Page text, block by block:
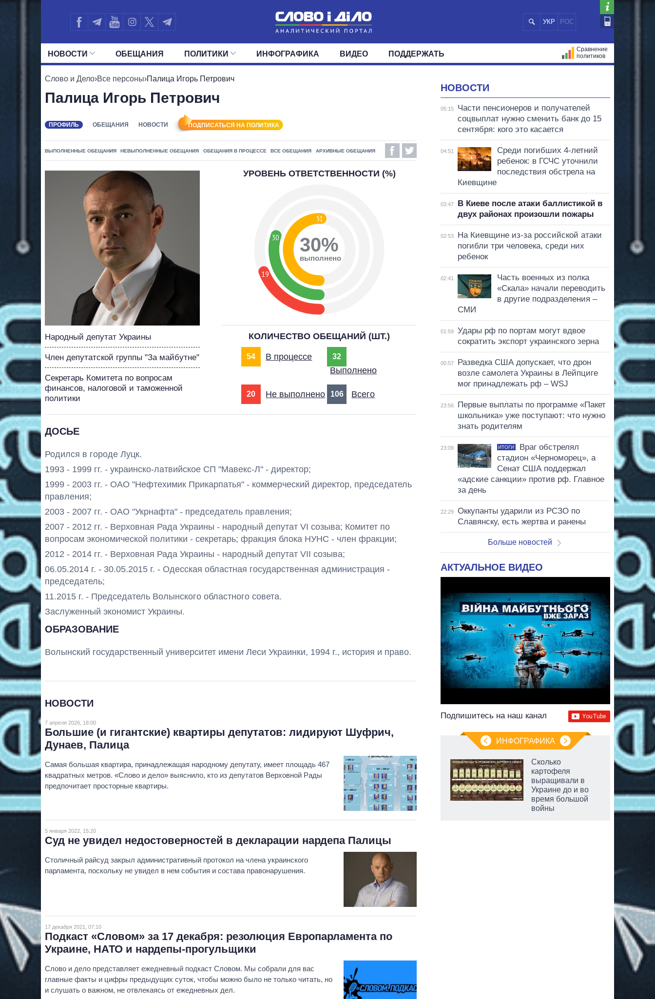
УКР РОС
НОВОСТИ
ЛЕНТА
ОБЕЩАНИЯ ПОЛИТИКИ
ВСЕ ПОЛИТИКИ ПРЕЗИДЕНТ И ОФИС ВЕРХОВНАЯ РАДА
ИНФОГРАФИКА ВИДЕО ПОДДЕРЖАТЬ
Сравнение
политиков
Слово и Дело›Все персоны›Палица Игорь Петрович
Палица Игорь Петрович
ПРОФИЛЬ ОБЕЩАНИЯ НОВОСТИ ПОДПИСАТЬСЯ НА ПОЛИТИКА
ВЫПОЛНЕННЫЕ ОБЕЩАНИЯ НЕВЫПОЛНЕННЫЕ ОБЕЩАНИЯ ОБЕЩАНИЯ В ПРОЦЕССЕ ВСЕ ОБЕЩАНИЯ АРХИВНЫЕ ОБЕЩАНИЯ
Народный депутат Украины
Член депутатской группы "За майбутне"
Секретарь Комитета по вопросам
финансов, налоговой и таможенной
политики
ДОСЬЕ
Родился в городе Луцк.
1993 - 1999 гг. - украинско-латвийское СП "Мавекс-Л" - директор;
1999 - 2003 гг. - ОАО "Нефтехимик Прикарпатья" - коммерческий директор, председатель
правления;
2003 - 2007 гг. - ОАО "Укрнафта" - председатель правления;
2007 - 2012 гг. - Верховная Рада Украины - народный депутат VI созыва; Комитет по
вопросам экономической политики - секретарь; фракция блока НУНС - член фракции;
2012 - 2014 гг. - Верховная Рада Украины - народный депутат VII созыва;
06.05.2014 г. - 30.05.2015 г. - Одесская областная государственная администрация -
председатель;
11.2015 г. - Председатель Волынского областного совета.
Заслуженный экономист Украины.
ОБРАЗОВАНИЕ
Волынский государственный университет имени Леси Украинки, 1994 г., история и право.
НОВОСТИ
7 апреля 2026, 18:00
Большие (и гигантские) квартиры депутатов: лидируют Шуфрич,
Дунаев, Палица
Самая большая квартира, принадлежащая народному депутату, имеет площадь 467
квадратных метров. «Слово и дело» выяснило, кто из депутатов Верховной Рады
предпочитает просторные квартиры.
5 января 2022, 15:20
Суд не увидел недостоверностей в декларации нардепа Палицы
Столичный райсуд закрыл административный протокол на члена украинского
парламента, поскольку не увидел в нем события и состава правонарушения.
17 декабря 2021, 07:10
Подкаст «Словом» за 17 декабря: резолюция Европарламента по
Украине, НАТО и нардепы-прогульщики
Слово и дело представляет ежедневный подкаст Словом. Мы собрали для вас
главные факты и цифры предыдущих суток, чтобы можно было не только читать, но
и слушать о важном, не отвлекаясь от ежедневных дел.
УРОВЕНЬ ОТВЕТСТВЕННОСТИ (%)
19
30
51
30%
выполнено
КОЛИЧЕСТВО ОБЕЩАНИЙ (ШТ.)
54 В процессе 32
Выполнено
20 Не выполнено 106 Всего
НОВОСТИ
05:15
Части пенсионеров и получателей
соцвыплат нужно сменить банк до 15
сентября: кого это касается
04:51
Среди погибших 4-летний
ребенок: в ГСЧС уточнили
последствия обстрела на
Киевщине
03:47
В Киеве после атаки баллистикой в
двух районах произошли пожары
02:53
На Киевщине из-за российской атаки
погибли три человека, среди них
ребенок
02:41
Часть военных из полка
«Скала» начали переводить
в другие подразделения –
СМИ
01:59
Удары рф по портам могут вдвое
сократить экспорт украинского зерна
00:57
Разведка США допускает, что дрон
возле самолета Украины в Лейпциге
мог принадлежать рф – WSJ
23:56
Первые выплаты по программе «Пакет
школьника» уже поступают: что нужно
знать родителям
23:09 ИТОГИ
Враг обстрелял
стадион «Черноморец», а
Сенат США поддержал
«адские санкции» против рф. Главное
за день
22:29
Оккупанты ударили из РСЗО по
Славянску, есть жертва и ранены
Больше новостей
АКТУАЛЬНОЕ ВИДЕО
Подпишитесь на наш канал
ИНФОГРАФИКА
Как за 10 лет
изменилось
количество
поступающих в
бакалавриат,
магистратуру и
Сколько
картофеля
выращивали в
Украине до и во
время большой
войны